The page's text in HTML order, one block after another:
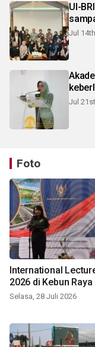
UI-
Jul 14th
Jul 21st
Foto
International
2026 di Kebun
Selasa, 28 Juli 2026